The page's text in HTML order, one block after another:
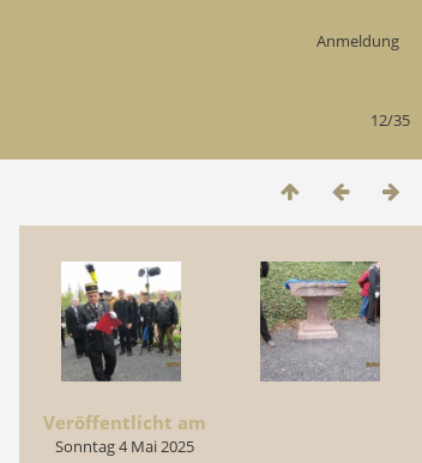
Anmeldung
12/35
Veröffentlicht am
Sonntag 4 Mai 2025